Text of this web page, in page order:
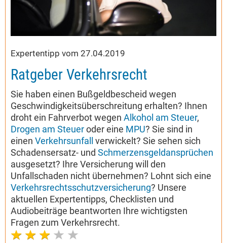
Expertentipp vom 27.04.2019
Ratgeber Verkehrsrecht
Sie haben einen Bußgeldbescheid wegen
Geschwindigkeitsüberschreitung erhalten? Ihnen
droht ein Fahrverbot wegen Alkohol am Steuer,
Drogen am Steueroder eine MPU? Sie sind in
einen Verkehrsunfall
verwickelt? Sie sehen sich
Schadensersatz- und Schmerzensgeldansprüchen
ausgesetzt? Ihre Versicherung will den
Unfallschaden nicht übernehmen? Lohnt sich eine
Verkehrsrechtsschutzversicherung? Unsere
aktuellen Expertentipps, Checklisten und
Audiobeiträge beantworten Ihre wichtigsten
Fragen zum Verkehrsrecht.